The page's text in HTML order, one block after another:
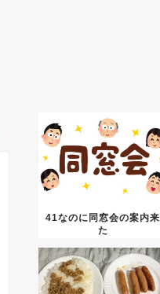
41なのに同窓会の案内来
た